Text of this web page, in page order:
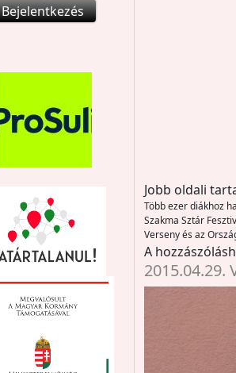
Bejelentkezés
Jobb oldali
Több ezer diákhoz
Szakma Sztár
Verseny és az
A
2015.04.29.